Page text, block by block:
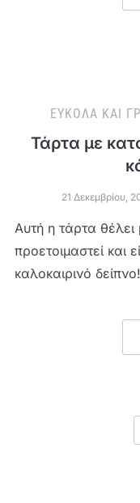
ΕΎΚΟΛΑ ΚΑΙ
Τάρτα με
21 Δεκεμβρίου,
Αυτή η τάρτα θέλει
προετοιμαστεί και
καλοκαιρινό